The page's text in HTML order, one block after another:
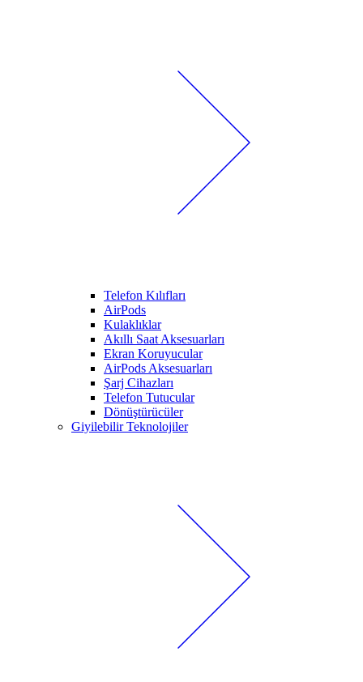
Telefon Kılıfları
AirPods
Kulaklıklar
Akıllı Saat Aksesuarları
Ekran Koruyucular
AirPods Aksesuarları
Şarj Cihazları
Telefon Tutucular
Dönüştürücüler
Giyilebilir Teknolojiler